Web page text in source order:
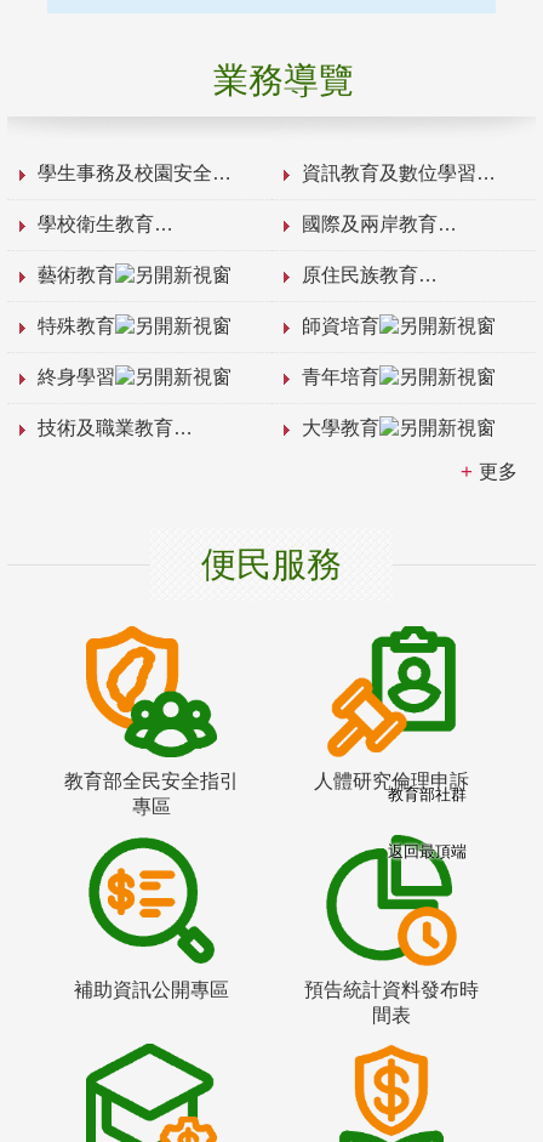
業務導覽
學生事務及校園安全 資訊教育及數位學習
學校衛生教育 國際及兩岸教育
藝術教育 原住民族教育
特殊教育 師資培育
終身學習 青年培育
技術及職業教育 大學教育
更多
便民服務
教育部全民安全指引
專區
人體研究倫理申訴
補助資訊公開專區
預告統計資料發布時
間表
教育部社群
返回最頂端